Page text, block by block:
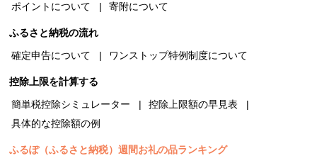
ポイントについて
寄附について
ふるさと納税の流れ
確定申告について
ワンストップ特例制度について
控除上限を計算する
簡単税控除シミュレーター
控除上限額の早見表
具体的な控除額の例
ふるぽ（ふるさと納税）週間お礼の品ランキング